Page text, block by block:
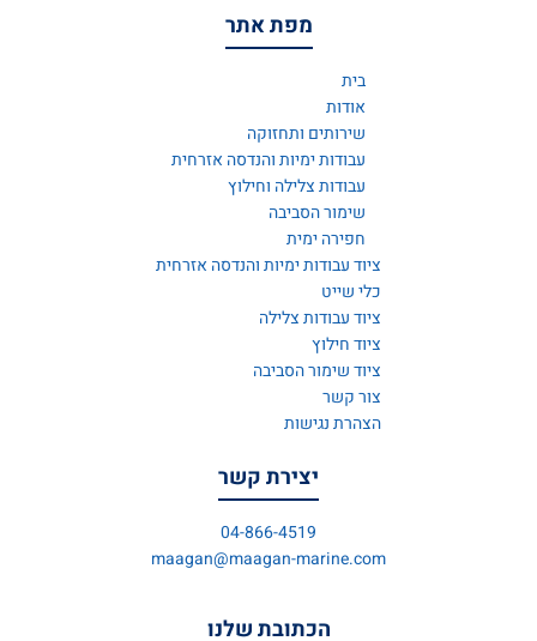
מפת אתר
בית
אודות
שירותים ותחזוקה
עבודות ימיות והנדסה אזרחית
עבודות צלילה וחילוץ
שימור הסביבה
חפירה ימית
ציוד עבודות ימיות והנדסה אזרחית
כלי שייט
ציוד עבודות צלילה
ציוד חילוץ
ציוד שימור הסביבה
צור קשר
הצהרת נגישות
יצירת קשר
04-866-4519
maagan@maagan-marine.com
הכתובת שלנו